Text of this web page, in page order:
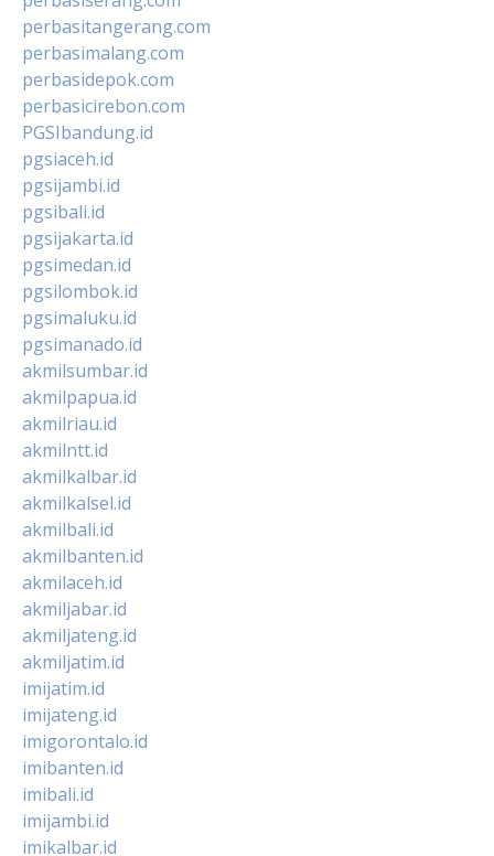
perbasitangerang.com
perbasimalang.com
perbasidepok.com
perbasicirebon.com
PGSIbandung.id
pgsiaceh.id
pgsijambi.id
pgsibali.id
pgsijakarta.id
pgsimedan.id
pgsilombok.id
pgsimaluku.id
pgsimanado.id
akmilsumbar.id
akmilpapua.id
akmilriau.id
akmilntt.id
akmilkalbar.id
akmilkalsel.id
akmilbali.id
akmilbanten.id
akmilaceh.id
akmiljabar.id
akmiljateng.id
akmiljatim.id
imijatim.id
imijateng.id
imigorontalo.id
imibanten.id
imibali.id
imijambi.id
imikalbar.id